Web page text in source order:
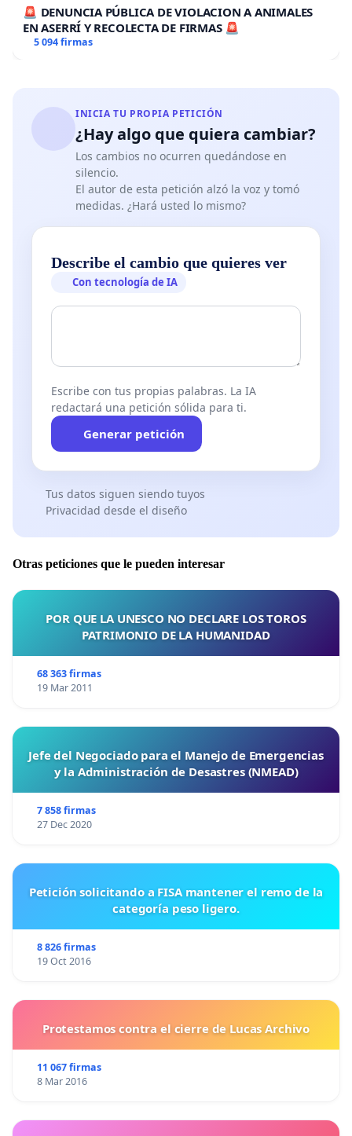
🚨 DENUNCIA PÚBLICA DE VIOLACION A ANIMALES
EN ASERRÍ Y RECOLECTA DE FIRMAS 🚨
5 094 firmas
INICIA TU PROPIA PETICIÓN
¿Hay algo que quiera cambiar?
Los cambios no ocurren quedándose en
silencio.
El autor de esta petición alzó la voz y tomó
medidas. ¿Hará usted lo mismo?
Describe el cambio que quieres ver
Con tecnología de IA
Escribe con tus propias palabras. La IA
redactará una petición sólida para ti.
Generar petición
Tus datos siguen siendo tuyos
Privacidad desde el diseño
Otras peticiones que le pueden interesar
POR QUE LA UNESCO NO DECLARE LOS TOROS
PATRIMONIO DE LA HUMANIDAD
68 363 firmas
19 Mar 2011
Jefe del Negociado para el Manejo de Emergencias
y la Administración de Desastres (NMEAD)
7 858 firmas
27 Dec 2020
Petición solicitando a FISA mantener el remo de la
categoría peso ligero.
8 826 firmas
19 Oct 2016
Protestamos contra el cierre de Lucas Archivo
11 067 firmas
8 Mar 2016